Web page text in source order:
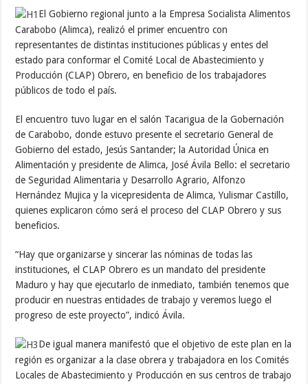
El Gobierno regional junto a la Empresa Socialista Alimentos
Carabobo (Alimca), realizó el primer encuentro con
representantes de distintas instituciones públicas y entes del
estado para conformar el Comité Local de Abastecimiento y
Producción (CLAP) Obrero, en beneficio de los trabajadores
públicos de todo el país.
El encuentro tuvo lugar en el salón Tacarigua de la Gobernación
de Carabobo, donde estuvo presente el secretario General de
Gobierno del estado, Jesús Santander; la Autoridad Única en
Alimentación y presidente de Alimca, José Ávila Bello: el secretario
de Seguridad Alimentaria y Desarrollo Agrario, Alfonzo
Hernández Mujica y la vicepresidenta de Alimca, Yulismar Castillo,
quienes explicaron cómo será el proceso del CLAP Obrero y sus
beneficios.
“Hay que organizarse y sincerar las nóminas de todas las
instituciones, el CLAP Obrero es un mandato del presidente
Maduro y hay que ejecutarlo de inmediato, también tenemos que
producir en nuestras entidades de trabajo y veremos luego el
progreso de este proyecto”, indicó Ávila.
De igual manera manifestó que el objetivo de este plan en la
región es organizar a la clase obrera y trabajadora en los Comités
Locales de Abastecimiento y Producción en sus centros de trabajo